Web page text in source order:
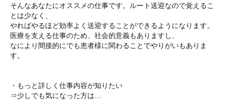
そんなあなたにオススメの仕事です。ルート送迎なので覚えるこ
とは少なく、
やればやるほど効率よく送迎することができるようになります。
医療を支える仕事のため、社会的意義もありますし、
なにより間接的にでも患者様に関わることでやりがいもありま
す。
・もっと詳しく仕事内容が知りたい
⇒少しでも気になった方は…